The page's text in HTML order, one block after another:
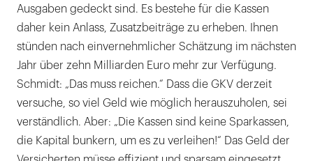
Ausgaben gedeckt sind. Es bestehe für die Kassen
daher kein Anlass, Zusatzbeiträge zu erheben. Ihnen
stünden nach einvernehmlicher Schätzung im nächsten
Jahr über zehn Milliarden Euro mehr zur Verfügung.
Schmidt: „Das muss reichen.“ Dass die GKV derzeit
versuche, so viel Geld wie möglich herauszuholen, sei
verständlich. Aber: „Die Kassen sind keine Sparkassen,
die Kapital bunkern, um es zu verleihen!“ Das Geld der